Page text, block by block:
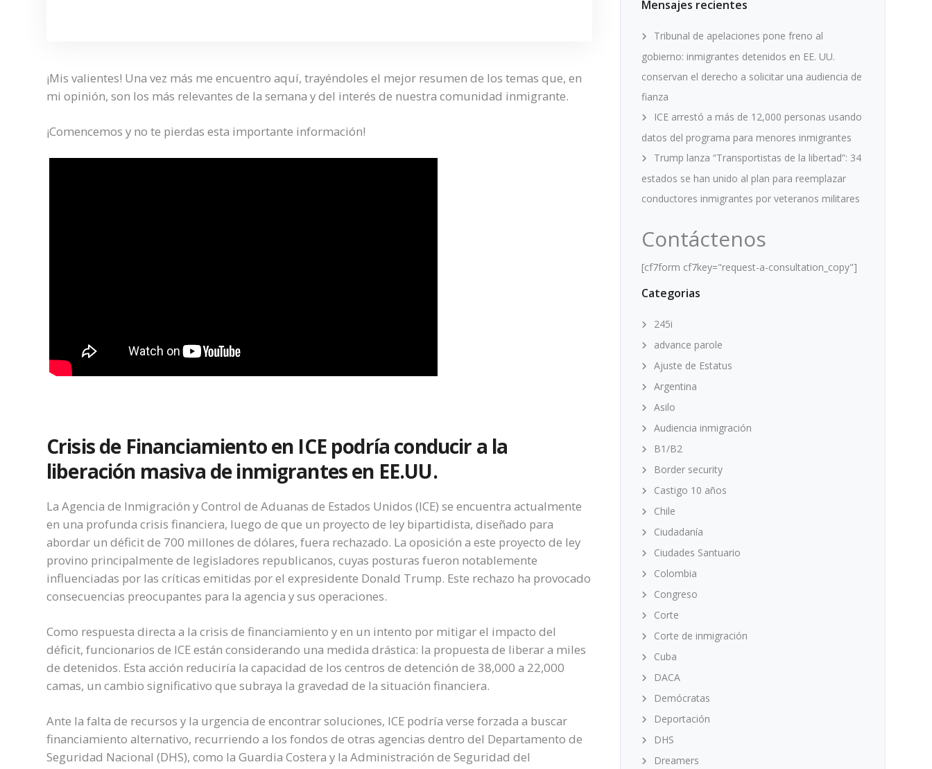
¡Mis valientes! Una vez más me encuentro aquí, trayéndoles el mejor resumen de los temas que, en
mi opinión, son los más relevantes de la semana y del interés de nuestra comunidad inmigrante.
¡Comencemos y no te pierdas esta importante información!
Crisis de Financiamiento en ICE podría conducir a la
liberación masiva de inmigrantes en EE.UU.
La Agencia de Inmigración y Control de Aduanas de Estados Unidos (ICE) se encuentra actualmente
en una profunda crisis financiera, luego de que un proyecto de ley bipartidista, diseñado para
abordar un déficit de 700 millones de dólares, fuera rechazado. La oposición a este proyecto de ley
provino principalmente de legisladores republicanos, cuyas posturas fueron notablemente
influenciadas por las críticas emitidas por el expresidente Donald Trump. Este rechazo ha provocado
consecuencias preocupantes para la agencia y sus operaciones.
Como respuesta directa a la crisis de financiamiento y en un intento por mitigar el impacto del
déficit, funcionarios de ICE están considerando una medida drástica: la propuesta de liberar a miles
de detenidos. Esta acción reduciría la capacidad de los centros de detención de 38,000 a 22,000
camas, un cambio significativo que subraya la gravedad de la situación financiera.
Ante la falta de recursos y la urgencia de encontrar soluciones, ICE podría verse forzada a buscar
financiamiento alternativo, recurriendo a los fondos de otras agencias dentro del Departamento de
Seguridad Nacional (DHS), como la Guardia Costera y la Administración de Seguridad del
Mensajes recientes
Tribunal de apelaciones pone freno al
gobierno: inmigrantes detenidos en EE. UU.
conservan el derecho a solicitar una audiencia de
fianza
ICE arrestó a más de 12,000 personas usando
datos del programa para menores inmigrantes
Trump lanza “Transportistas de la libertad”: 34
estados se han unido al plan para reemplazar
conductores inmigrantes por veteranos militares
Contáctenos
[cf7form cf7key="request-a-consultation_copy"]
Categorias
245i
advance parole
Ajuste de Estatus
Argentina
Asilo
Audiencia inmigración
B1/B2
Border security
Castigo 10 años
Chile
Ciudadanía
Ciudades Santuario
Colombia
Congreso
Corte
Corte de inmigración
Cuba
DACA
Demócratas
Deportación
DHS
Dreamers